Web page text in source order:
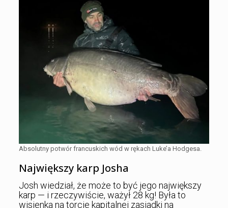
Absolutny potwór francuskich wód w rękach Luke’a Hodgesa.
Największy karp Josha
Josh wiedział, że może to być jego największy
karp — i rzeczywiście, ważył 28 kg! Była to
wisienka na torcie kapitalnej zasiadki na